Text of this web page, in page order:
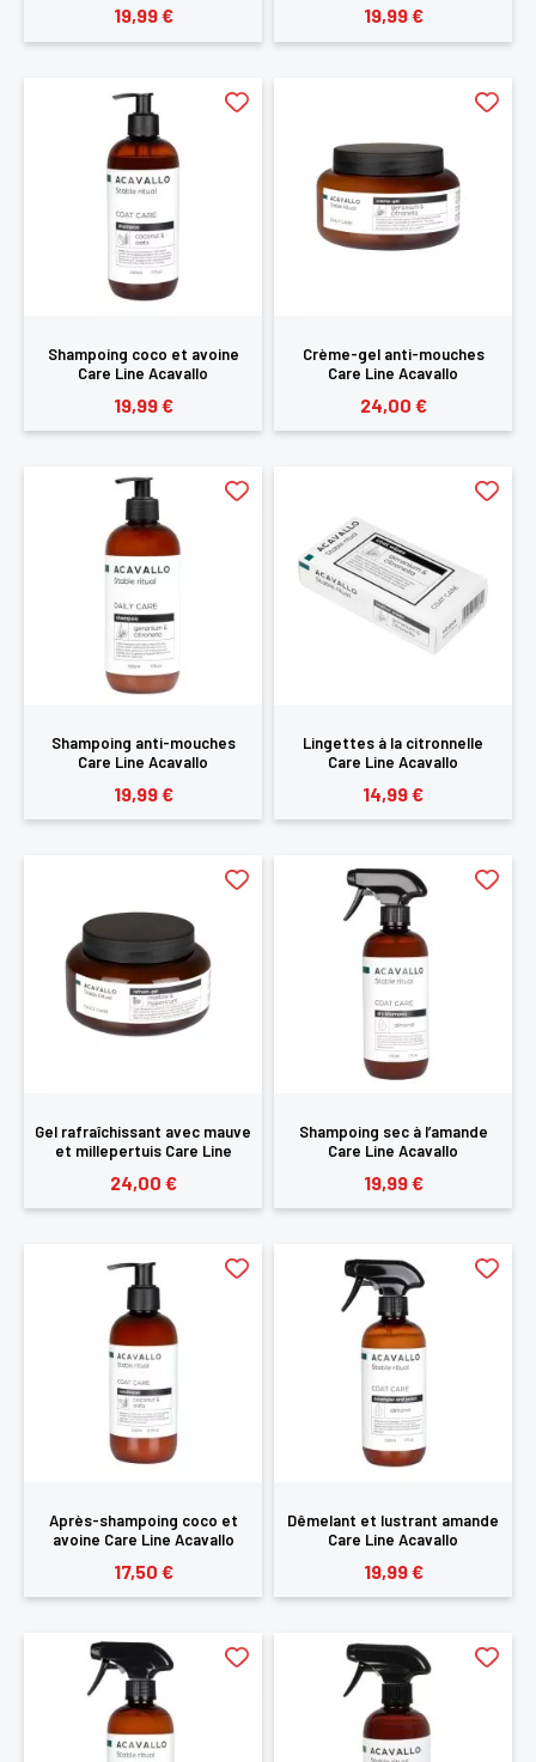
19,99 € 19,99 €
Shampoing coco et avoine
Care Line Acavallo
19,99 €
Crème-gel anti-mouches
Care Line Acavallo
24,00 €
Shampoing anti-mouches
Care Line Acavallo
19,99 €
Lingettes à la citronnelle
Care Line Acavallo
14,99 €
Gel rafraîchissant avec mauve
et millepertuis Care Line
24,00 €
Shampoing sec à l’amande
Care Line Acavallo
19,99 €
Après-shampoing coco et
avoine Care Line Acavallo
17,50 €
Dêmelant et lustrant amande
Care Line Acavallo
19,99 €
×
Vous devez être connecté pour enregistrer des
produits dans votre liste d'envie